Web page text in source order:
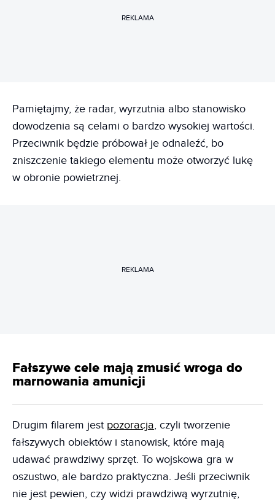
REKLAMA
Pamiętajmy, że radar, wyrzutnia albo stanowisko
dowodzenia są celami o bardzo wysokiej wartości.
Przeciwnik będzie próbował je odnaleźć, bo
zniszczenie takiego elementu może otworzyć lukę
w obronie powietrznej.
REKLAMA
Fałszywe cele mają zmusić wroga do
marnowania amunicji
Drugim filarem jest pozoracja, czyli tworzenie
fałszywych obiektów i stanowisk, które mają
udawać prawdziwy sprzęt. To wojskowa gra w
oszustwo, ale bardzo praktyczna. Jeśli przeciwnik
nie jest pewien, czy widzi prawdziwą wyrzutnię,